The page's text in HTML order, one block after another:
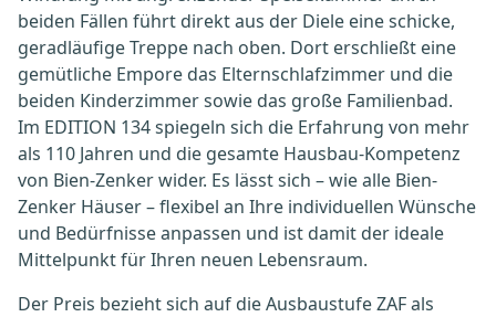
beiden Fällen führt direkt aus der Diele eine schicke,
geradläufige Treppe nach oben. Dort erschließt eine
gemütliche Empore das Elternschlafzimmer und die
beiden Kinderzimmer sowie das große Familienbad.
Im EDITION 134 spiegeln sich die Erfahrung von mehr
als 110 Jahren und die gesamte Hausbau-Kompetenz
von Bien-Zenker wider. Es lässt sich – wie alle Bien-
Zenker Häuser – flexibel an Ihre individuellen Wünsche
und Bedürfnisse anpassen und ist damit der ideale
Mittelpunkt für Ihren neuen Lebensraum.
Der Preis bezieht sich auf die Ausbaustufe ZAF als